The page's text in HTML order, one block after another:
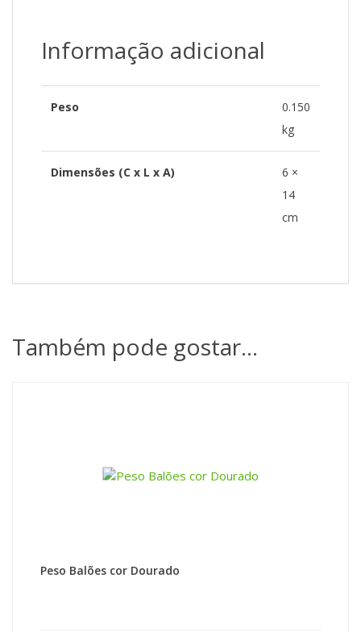
Informação adicional
Peso
0.150
kg
Dimensões (C x L x A)
6 ×
14
cm
Também pode gostar…
Peso Balões cor Dourado